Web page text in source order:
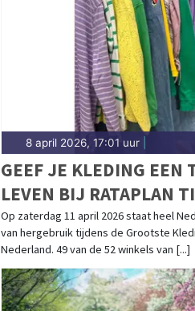
8 april 2026, 17:01 uur|
GEEF JE KLEDING EEN
LEVEN BIJ RATAPLAN
LANDELIJKE
Op zaterdag 11 april 2026 staat heel
van hergebruik tijdens de Grootste
Nederland. 49 van de 52 winkels van [...]